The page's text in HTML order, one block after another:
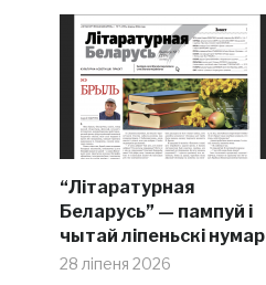
“Літаратурная
Беларусь” — пампуй і
чытай ліпеньскі нумар
28 ліпеня 2026